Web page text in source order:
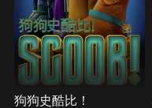
狗狗史酷比！